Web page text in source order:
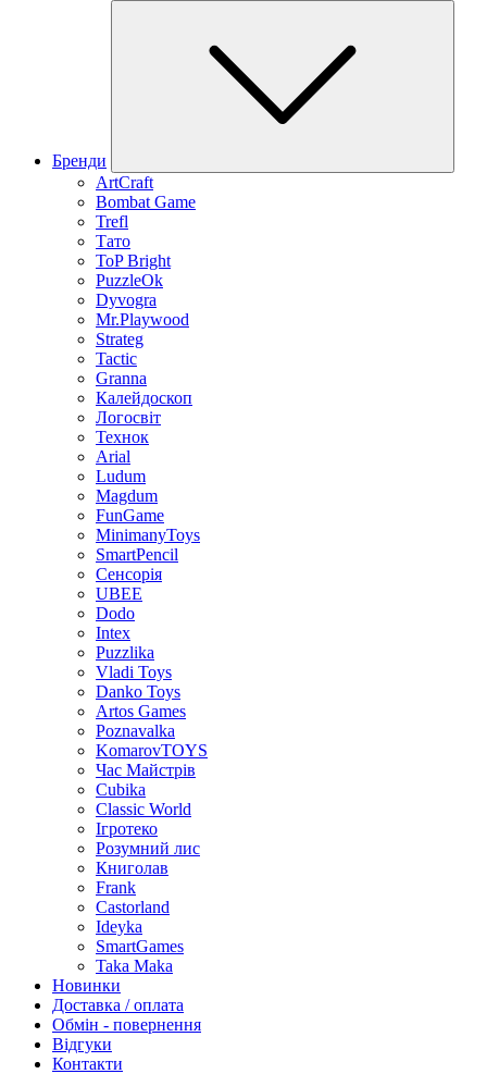
Бренди
ArtCraft
Bombat Game
Trefl
Тато
ToP Bright
PuzzleOk
Dyvogra
Mr.Playwood
Strateg
Tactic
Granna
Калейдоскоп
Логосвіт
Технок
Arial
Ludum
Magdum
FunGame
MinimanyToys
SmartPencil
Сенсорія
UBEE
Dodo
Intex
Puzzlika
Vladi Toys
Danko Toys
Artos Games
Poznavalka
KomarovTOYS
Час Майстрів
Cubika
Classic World
Ігротеко
Розумний лис
Книголав
Frank
Castorland
Ideyka
SmartGames
Taka Maka
Новинки
Доставка / оплата
Обмін - повернення
Відгуки
Контакти